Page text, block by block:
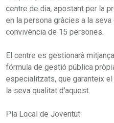
centre de dia, apostant per la
en la persona gràcies a la
convivència de 15 persones.
El centre es gestionarà
fórmula de gestió pública
especialitzats, que garanteix
la seva qualitat d'aquest.
Pla Local de Joventut